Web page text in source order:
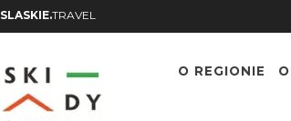
SLASKIE.TRAVEL
O REGIONIE